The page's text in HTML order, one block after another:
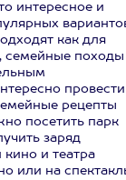
интересное и
как для
семейные походы
провести
рецепты
посетить парк
заряд
и театра
или на